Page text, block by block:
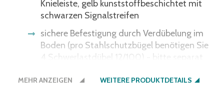
Knieleiste, gelb kunststoffbeschichtet mit
schwarzen Signalstreifen
sichere Befestigung durch Verdübelung im
Boden (pro Stahlschutzbügel benötigen Sie
4 Schwerlastdübel 12/100) - bitte separat
MEHR ANZEIGEN WEITERE PRODUKTDETAILS